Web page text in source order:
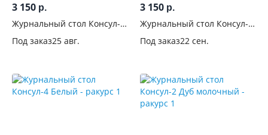
3 150 р.
Журнальный стол Консул-5
Под заказ25 авг.
3 150 р.
Журнальный стол Консул-5
Под заказ22 сен.
Ширина,
см
см
Высота,